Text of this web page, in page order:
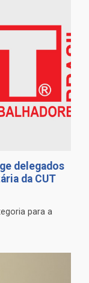
delegados
da CUT
para a